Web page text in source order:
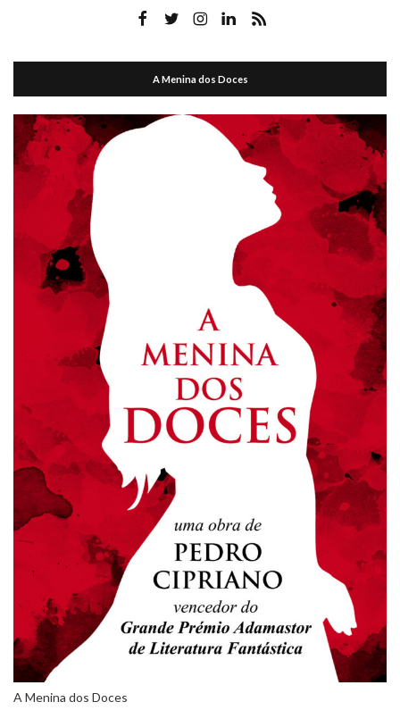
A Menina dos Doces
A Menina dos Doces